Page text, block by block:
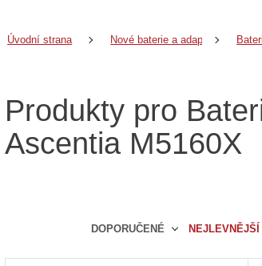
Úvodní strana Nové baterie a adaptéry
Produkty pro
Ascentia M5160X
DOPORUČENÉ NEJLEVNĚJŠÍ